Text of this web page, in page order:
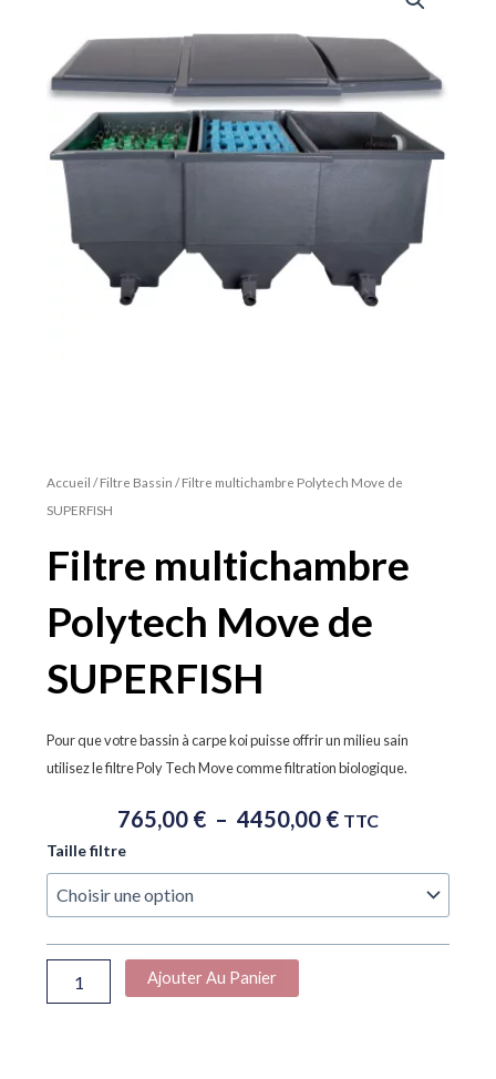
Accueil /Filtre Bassin / Filtre multichambre Polytech Move de
SUPERFISH
Filtre multichambre
Polytech Move de
SUPERFISH
Pour que votre bassin à carpe koi puisse offrir un milieu sain
utilisez le filtre Poly Tech Move comme filtration biologique.
765,00 € – 4450,00 €Plage
Prix :
À
4450,00 €
TTC
Taille filtre
quantité
de
Filtre
multichambre
Move
SUPERFISH
Ajouter Au Panier